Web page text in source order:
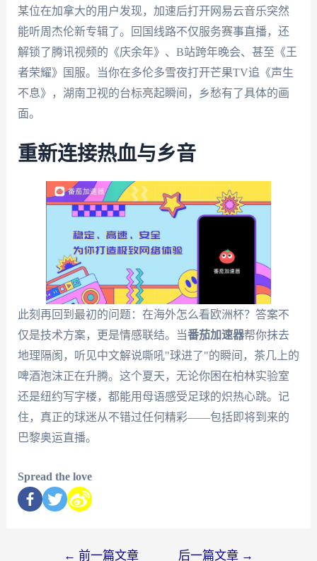
某位在加拿大的用户发现，加速后打开网易云音乐突然
能听周杰伦新专辑了。回国线路不仅服务赛事直播，还
解锁了腾讯视频的《庆余年》、B站跨年晚会、甚至《王
者荣耀》国服。当你在多伦多雪夜打开芒果TV追《声生
不息》，湖南卫视的台标亮起瞬间，乡愁有了具体的画
面。
重新连接热血与乡音
此刻再回到最初的问题：在海外怎么看欧洲杯？答案不
仅是技术方案，更是情感联结。当番茄加速器帮你抹去
地理隔阂，听见中文解说嘶吼"球进了"的瞬间，茶几上的
啤酒泡沫正在升腾。这个夏天，无论你困在柏林实验室
还是纽约写字楼，都能用母语感受足球的炽热心跳。记
住，真正的球迷从不错过任何精彩——包括即将到来的
巴黎奥运直播。
Spread the love
← 前一篇文章 后一篇文章 →